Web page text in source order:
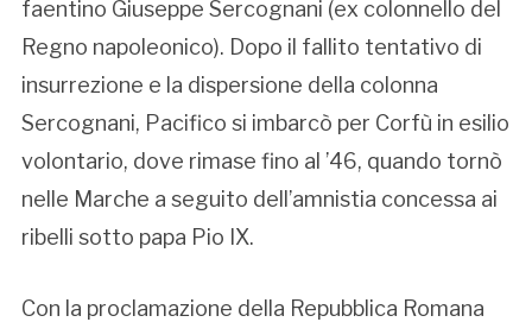
faentino Giuseppe Sercognani (ex colonnello del
Regno napoleonico). Dopo il fallito tentativo di
insurrezione e la dispersione della colonna
Sercognani, Pacifico si imbarcò per Corfù in esilio
volontario, dove rimase fino al ’46, quando tornò
nelle Marche a seguito dell’amnistia concessa ai
ribelli sotto papa Pio IX.
Con la proclamazione della Repubblica Romana